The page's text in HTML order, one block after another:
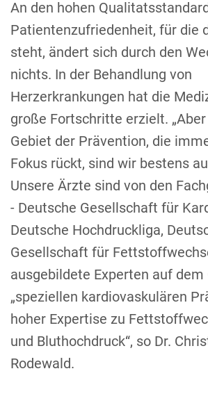
An den hohen
Patientenzufriedenheit, für die
steht, ändert sich durch den
nichts. In der Behandlung von
Herzerkrankungen hat die
große Fortschritte erzielt.
Gebiet der Prävention, die
Fokus rückt, sind wir bestens
Unsere Ärzte sind von den
- Deutsche Gesellschaft für
Deutsche Hochdruckliga,
Gesellschaft für
ausgebildete Experten auf dem
„speziellen kardiovaskulären
hoher Expertise zu
und Bluthochdruck“, so Dr.
Rodewald.